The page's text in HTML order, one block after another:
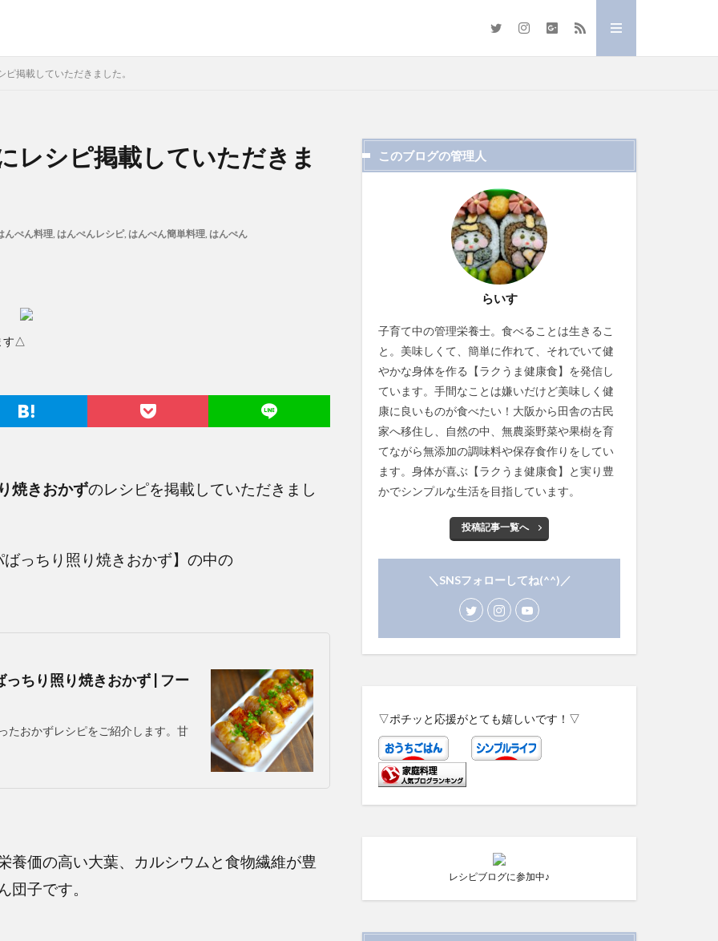
掲載していただきました。
レシピ掲載していただきま
んぺん料理, はんぺんレシピ, はんぺん簡単料理, はんぺん
す△
焼きおかずのレシピを掲載していただきまし
っちり照り焼きおかず】の中の
ちり照り焼きおかず | フー
たおかずレシピをご紹介します。甘
養価の高い大葉、カルシウムと食物繊維が豊
団子です。
このブログの管理人
らいす
子育て中の管理栄養士。食べることは生きるこ
と。美味しくて、簡単に作れて、それでいて健
やかな身体を作る【ラクうま健康食】を発信し
ています。手間なことは嫌いだけど美味しく健
康に良いものが食べたい！大阪から田舎の古民
家へ移住し、自然の中、無農薬野菜や果樹を育
てながら無添加の調味料や保存食作りをしてい
ます。身体が喜ぶ【ラクうま健康食】と実り豊
かでシンプルな生活を目指しています。
投稿記事一覧へ
＼SNSフォローしてね(^^)／
▽ポチッと応援がとても嬉しいです！▽
レシピブログに参加中♪